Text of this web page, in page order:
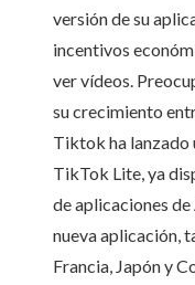
versión de su
incentivos
ver vídeos.
su crecimiento
Tiktok ha lanzado
TikTok Lite, ya
de aplicaciones
nueva aplicación,
Francia, Japón y